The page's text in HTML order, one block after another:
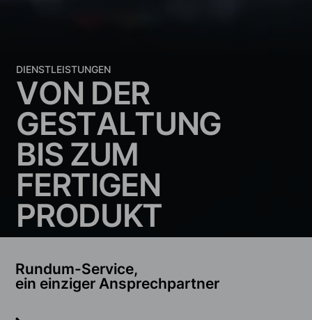
DIENSTLEISTUNGEN
VON DER
GESTALTUNG
BIS ZUM
FERTIGEN
PRODUKT
Rundum-Service,
ein einziger Ansprechpartner